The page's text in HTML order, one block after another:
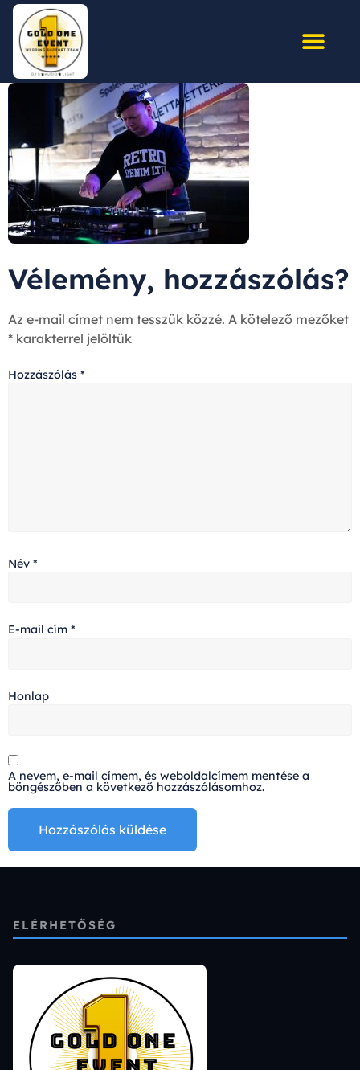
Vélemény, hozzászólás?
Az e-mail címet nem tesszük közzé. A kötelező mezőket
* karakterrel jelöltük
Hozzászólás *
Név *
E-mail cím *
Honlap
A nevem, e-mail címem, és weboldalcímem mentése a
böngészőben a következő hozzászólásomhoz.
ELÉRHETŐSÉG